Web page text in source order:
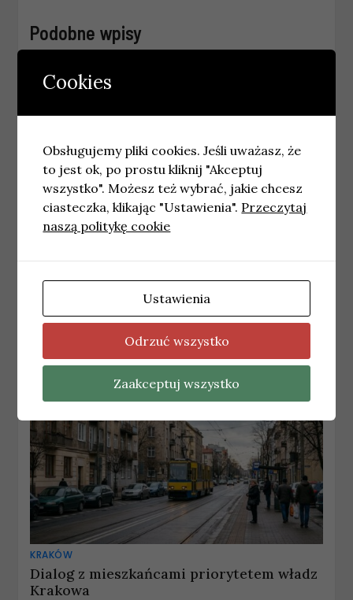
Podobne wpisy
Prace drogowe i doświetlenie przejść dla
pieszych na ul. Sołtysowskiej
redakcja
KRAKÓW
Dialog z mieszkańcami priorytetem władz
Krakowa
Cookies
Obsługujemy pliki cookies. Jeśli uważasz, że
to jest ok, po prostu kliknij "Akceptuj
wszystko". Możesz też wybrać, jakie chcesz
ciasteczka, klikając "Ustawienia". Przeczytaj
naszą politykę cookie
Ustawienia
Odrzuć wszystko
Zaakceptuj wszystko